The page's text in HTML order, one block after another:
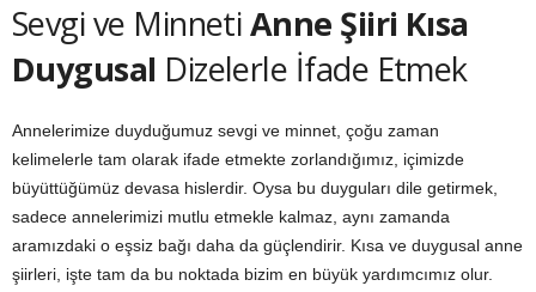
Sevgi ve MinnetiAnne Şiiri Kısa
Duygusal Dizelerle İfade Etmek
Annelerimize duyduğumuz sevgi ve minnet, çoğu zaman
kelimelerle tam olarak ifade etmekte zorlandığımız, içimizde
büyüttüğümüz devasa hislerdir. Oysa bu duyguları dile getirmek,
sadece annelerimizi mutlu etmekle kalmaz, aynı zamanda
aramızdaki o eşsiz bağı daha da güçlendirir. Kısa ve duygusal anne
şiirleri, işte tam da bu noktada bizim en büyük yardımcımız olur.